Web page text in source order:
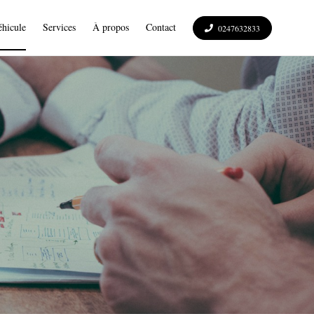
Services À propos Contact 0247632833